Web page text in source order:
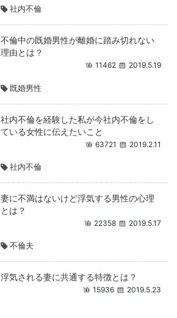
社内不倫
不倫中の既婚男性が離婚に踏み切れない
理由とは？
11462 2019.5.19
既婚男性
社内不倫を経験した私が今社内不倫をし
ている女性に伝えたいこと
63721 2019.2.11
社内不倫
妻に不満はないけど浮気する男性の心理
とは？
22358 2019.5.17
不倫夫
浮気される妻に共通する特徴とは？
15936 2019.5.23